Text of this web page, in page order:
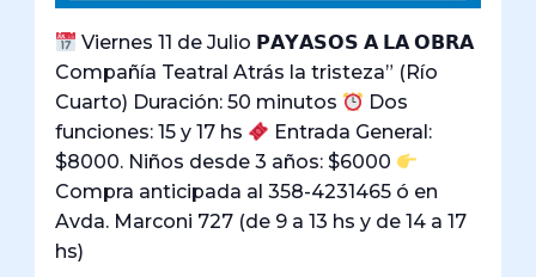
Viernes 11 de Julio 𝗣𝗔𝗬𝗔𝗦𝗢𝗦 𝗔 𝗟𝗔 𝗢𝗕𝗥𝗔
Compañía Teatral Atrás la tristeza” (Río
Cuarto) Duración: 50 minutos
Dos
funciones: 15 y 17 hs
Entrada General:
$8000. Niños desde 3 años: $6000
Compra anticipada al 358-4231465 ó en
Avda. Marconi 727 (de 9 a 13 hs y de 14 a 17
hs)